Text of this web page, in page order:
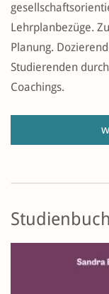
Lehrplanbezüge.
Planung.
Studierenden
Coachings.
Studienbuch